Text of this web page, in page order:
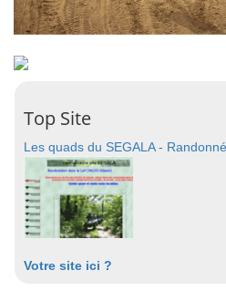
Top Site
Les quads du SEGALA -
Votre site ici ?